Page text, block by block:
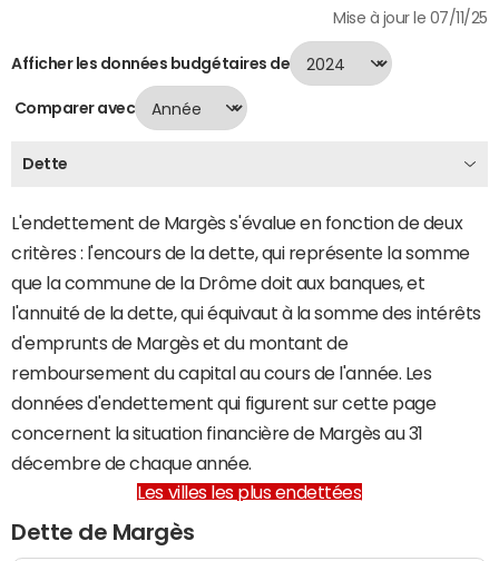
Mise à jour le 07/11/25
Afficher les données budgétaires de
Comparer avec
Dette
L'endettement de Margès s'évalue en fonction de deux
critères : l'encours de la dette, qui représente la somme
que la commune de la Drôme doit aux banques, et
l'annuité de la dette, qui équivaut à la somme des intérêts
d'emprunts de Margès et du montant de
remboursement du capital au cours de l'année. Les
données d'endettement qui figurent sur cette page
concernent la situation financière de Margès au 31
décembre de chaque année.
Les villes les plus endettées
Dette de Margès